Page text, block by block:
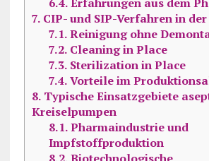
7.CIP- und SIP-Verfahren in
7.1.Reinigung ohne
7.2.Cleaning in Place
7.3.Sterilization in Place
7.4.Vorteile im
8.Typische Einsatzgebiete
Kreiselpumpen
8.1.Pharmaindustrie und
Impfstoffproduktion